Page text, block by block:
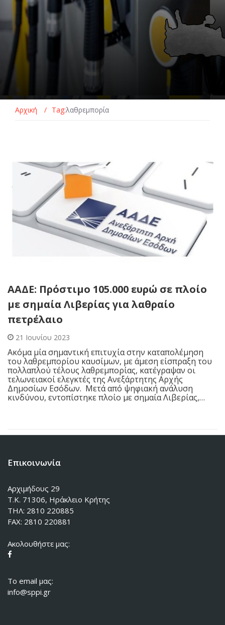
Αρχική / Tag:λαθρεμπορία
ΑΑΔΕ: Πρόστιμο 105.000 ευρώ σε πλοίο
με σημαία Λιβερίας για λαθραίο
πετρέλαιο
21 Ιουνίου 2023
Ακόμα μία σημαντική επιτυχία στην καταπολέμηση
του λαθρεμπορίου καυσίμων, με άμεση είσπραξη του
πολλαπλού τέλους λαθρεμπορίας, κατέγραψαν οι
τελωνειακοί ελεγκτές της Ανεξάρτητης Αρχής
Δημοσίων Εσόδων. Μετά από ψηφιακή ανάλυση
κινδύνου, εντοπίστηκε πλοίο με σημαία Λιβερίας,…
Επικοινωνία
Αρχιμήδους 29
Τ.Κ. 71306, Ηράκλειο Κρήτης
ΤΗΛ: 2810 220885
FAX: 2810 220881
Ακολουθήστε μας:
To email μας:
info@sppi.gr